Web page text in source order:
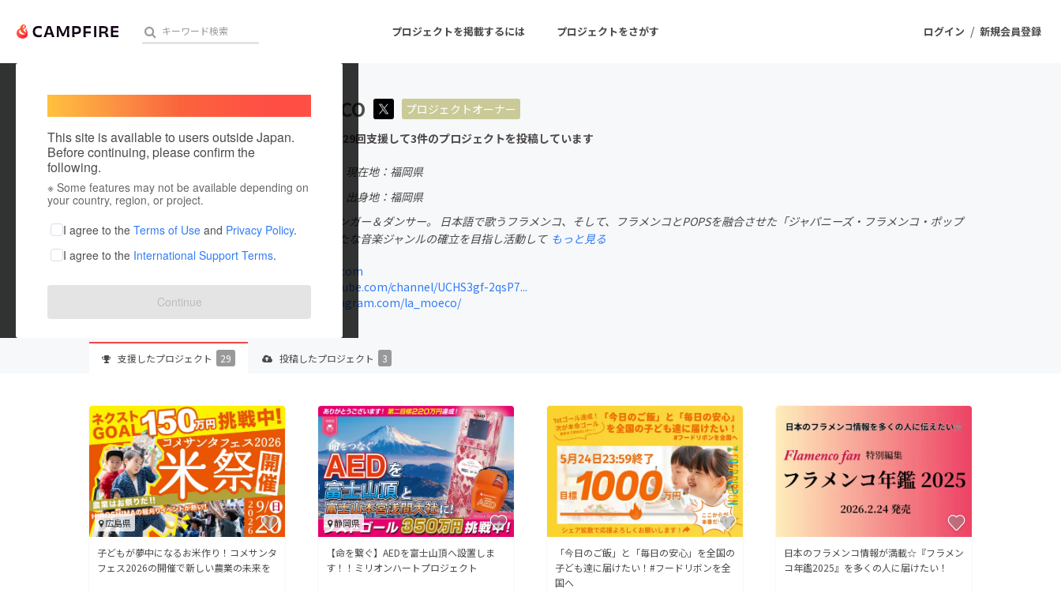
ログイン / 新規会員登録
プロジェクトを掲載するには プロジェクトをさがす
人気のプロジェクト 注目のリターン 注目の新着プロジェクト 募集終了が近いプロジェクト
アート・写真 音楽
テクノロジー・ガジェット
ゲーム・サービス開発 フード・飲食店
ファッション
映像・映画
ビジネス・起業
チャレンジ
まちづくり・地域活性化
CAMPFIREふるさと納税
machi-ya コミュニティ
This site is available to users outside Japan.
Before continuing, please confirm the
following.
※ Some features may not be available depending on
your country, region, or project.
I agree to the Terms of Use and Privacy Policy.
I agree to the International Support Terms.
Continue
LA MOECO
プロジェクトオーナー
これまでに29回支援して3件のプロジェクトを投稿しています
現在地：福岡県
出身国：日本
出身地：福岡県
フラメンコシンガー＆ダンサー。 日本語で歌うフラメンコ、そして、フラメンコとPOPSを融合させた「ジャパニーズ・フラメンコ・ポップ
ス」という新たな音楽ジャンルの確立を目指し活動して もっと見る
lamoeco.com
www.youtube.com/channel/UCHS3gf-2qsP7...
www.instagram.com/la_moeco/
支援したプロジェクト 29 投稿したプロジェクト 3
広島県
子どもが夢中になるお米作り！コメサンタ
フェス2026の開催で新しい農業の未来を
静岡県
【命を繋ぐ】AEDを富士山頂へ設置しま
す！！ミリオンハートプロジェクト
「今日のご飯」と「毎日の安心」を全国の
子ども達に届けたい！#フードリボンを全
国へ
日本のフラメンコ情報が満載☆『フラメン
コ年鑑2025』を多くの人に届けたい！